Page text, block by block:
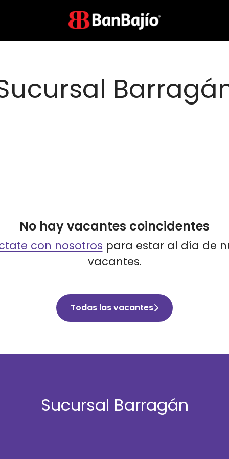
No hay vacantes coincidentes
con nosotros para estar al día de
vacantes.
Todas las vacantes
Sucursal Barragán